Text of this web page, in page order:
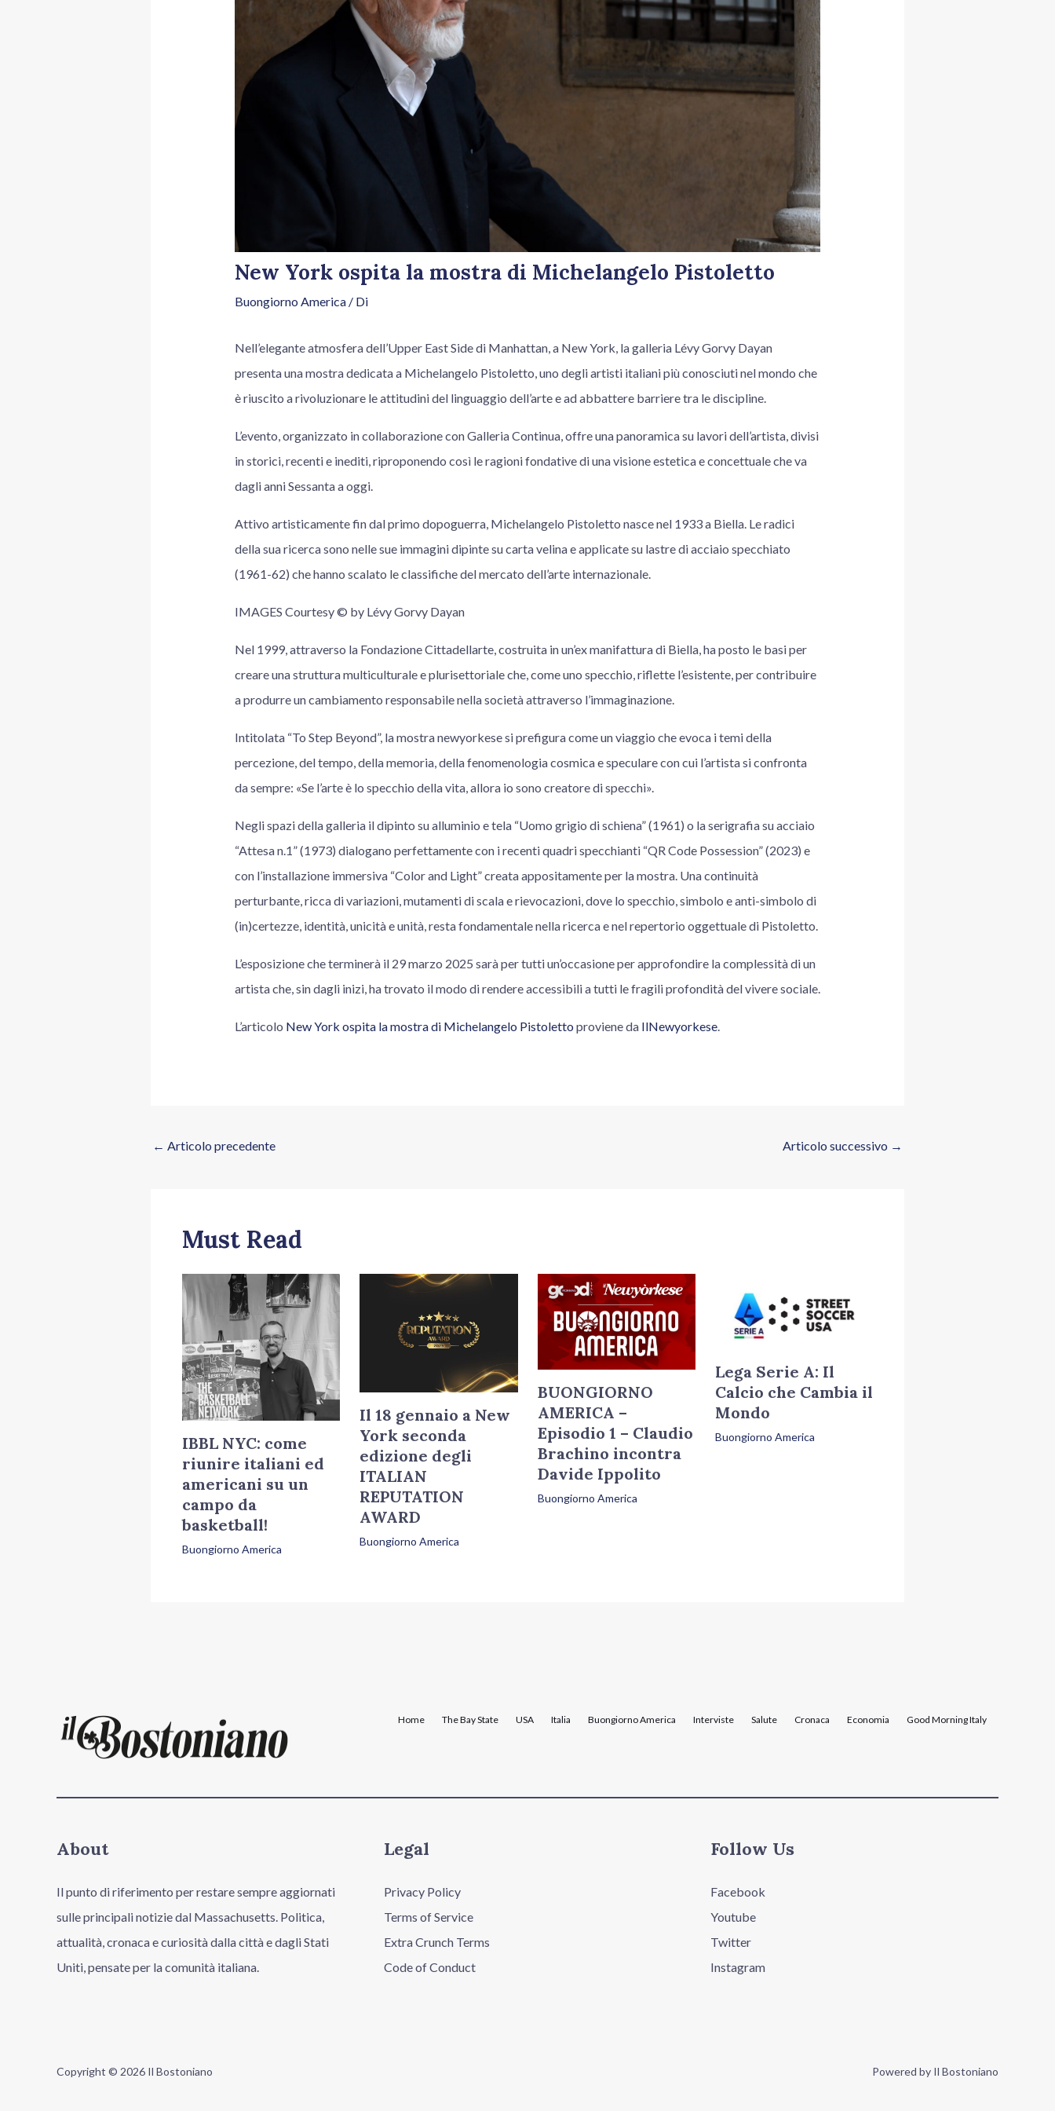
New York ospita la mostra di Michelangelo Pistoletto
Buongiorno America/ Di
Nell’elegante atmosfera dell’Upper East Side di Manhattan, a New York, la galleria Lévy Gorvy Dayan
presenta una mostra dedicata a Michelangelo Pistoletto, uno degli artisti italiani più conosciuti nel mondo che
è riuscito a rivoluzionare le attitudini del linguaggio dell’arte e ad abbattere barriere tra le discipline.
L’evento, organizzato in collaborazione con Galleria Continua, offre una panoramica su lavori dell’artista, divisi
in storici, recenti e inediti, riproponendo così le ragioni fondative di una visione estetica e concettuale che va
dagli anni Sessanta a oggi.
Attivo artisticamente fin dal primo dopoguerra, Michelangelo Pistoletto nasce nel 1933 a Biella. Le radici
della sua ricerca sono nelle sue immagini dipinte su carta velina e applicate su lastre di acciaio specchiato
(1961-62) che hanno scalato le classifiche del mercato dell’arte internazionale.
IMAGES Courtesy © by Lévy Gorvy Dayan
Nel 1999, attraverso la Fondazione Cittadellarte, costruita in un’ex manifattura di Biella, ha posto le basi per
creare una struttura multiculturale e plurisettoriale che, come uno specchio, riflette l’esistente, per contribuire
a produrre un cambiamento responsabile nella società attraverso l’immaginazione.
Intitolata “To Step Beyond”, la mostra newyorkese si prefigura come un viaggio che evoca i temi della
percezione, del tempo, della memoria, della fenomenologia cosmica e speculare con cui l’artista si confronta
da sempre: «Se l’arte è lo specchio della vita, allora io sono creatore di specchi».
Negli spazi della galleria il dipinto su alluminio e tela “Uomo grigio di schiena” (1961) o la serigrafia su acciaio
“Attesa n.1” (1973) dialogano perfettamente con i recenti quadri specchianti “QR Code Possession” (2023) e
con l’installazione immersiva “Color and Light” creata appositamente per la mostra. Una continuità
perturbante, ricca di variazioni, mutamenti di scala e rievocazioni, dove lo specchio, simbolo e anti-simbolo di
(in)certezze, identità, unicità e unità, resta fondamentale nella ricerca e nel repertorio oggettuale di Pistoletto.
L’esposizione che terminerà il 29 marzo 2025 sarà per tutti un’occasione per approfondire la complessità di un
artista che, sin dagli inizi, ha trovato il modo di rendere accessibili a tutti le fragili profondità del vivere sociale.
L’articolo New York ospita la mostra di Michelangelo Pistoletto proviene da IlNewyorkese.
← Articolo precedente Articolo successivo →
Must Read
IBBL NYC: come
riunire italiani ed
americani su un
campo da
basketball!
Buongiorno America
Il 18 gennaio a New
York seconda
edizione degli
ITALIAN
REPUTATION
AWARD
Buongiorno America
BUONGIORNO
AMERICA –
Episodio 1 – Claudio
Brachino incontra
Davide Ippolito
Buongiorno America
Lega Serie A: Il
Calcio che Cambia il
Mondo
Buongiorno America
Home The Bay State USA Italia Buongiorno America Interviste Salute Cronaca Economia Good Morning Italy
About
Il punto di riferimento per restare sempre aggiornati
sulle principali notizie dal Massachusetts. Politica,
attualità, cronaca e curiosità dalla città e dagli Stati
Uniti, pensate per la comunità italiana.
Legal
Privacy Policy
Terms of Service
Extra Crunch Terms
Code of Conduct
Follow Us
Facebook
Youtube
Twitter
Instagram
Copyright © 2026 Il Bostoniano Powered by Il Bostoniano